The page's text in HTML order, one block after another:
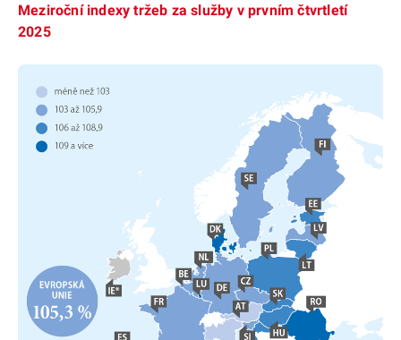
Meziroční indexy tržeb za služby v prvním čtvrtletí
2025